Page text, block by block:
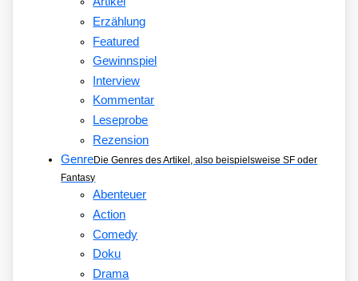
Erzählung
Featured
Gewinnspiel
Interview
Kommentar
Leseprobe
Rezension
GenreDie Genres des Artikel, also beispielsweise SF oder
Fantasy
Abenteuer
Action
Comedy
Doku
Drama